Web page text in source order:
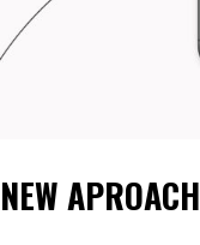
NEW APROACH